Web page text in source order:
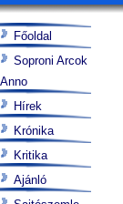
Főoldal
Soproni Arcok
Anno
Hírek
Krónika
Kritika
Ajánló